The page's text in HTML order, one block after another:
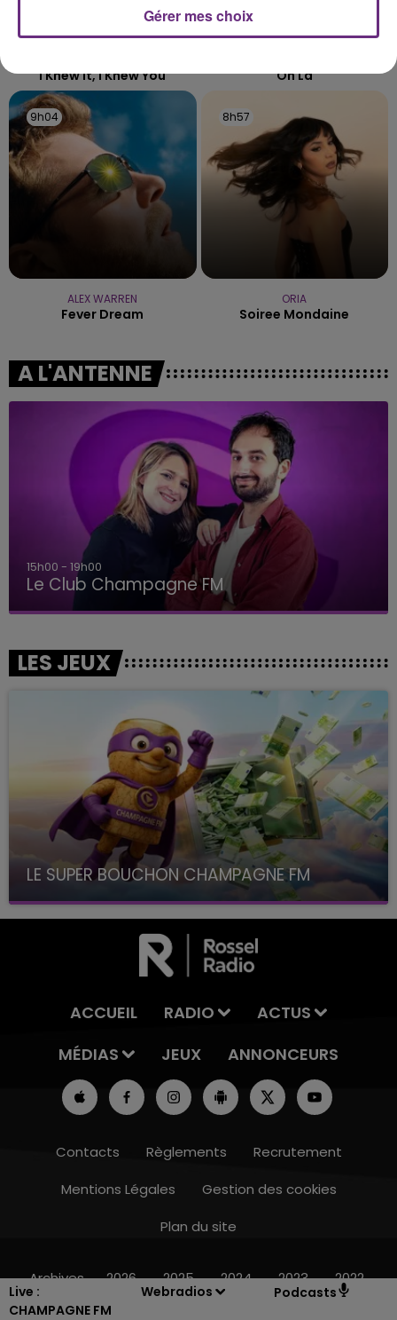
Live :
CHAMPAGNE FM
Webradios Podcasts
I Knew It, I Knew You Oh La
9h04
9h04
ALEX WARREN
Fever Dream
8h57
8h57
ORIA
Soiree Mondaine
A L'ANTENNE
15h00 - 19h00
Le Club Champagne FM
LES JEUX
LE SUPER BOUCHON CHAMPAGNE FM
avec La Famille Champagne FM, à 8H10
ACCUEIL RADIO
ACTUS
MÉDIAS
JEUX ANNONCEURS
Contacts Règlements
Recrutement
Mentions Légales
Gestion des cookies
Plan du site
Archives 2026 2025 2024 2023 2022
Gérer mes choix